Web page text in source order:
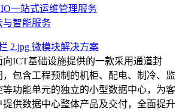
一站式运维管理服务
与智能服务
微模块解决方案
向ICT基础设施提供的一款采用通道封
，包含工程预制的机柜、配电、制冷、监
等功能单元的独立的小型数据中心，为客
提供数据中心整体产品及交付，全面提升